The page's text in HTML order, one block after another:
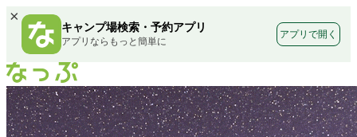
×
キャンプ場検索・予約アプリ
アプリならもっと簡単に
アプリで開く